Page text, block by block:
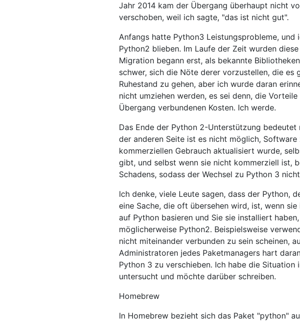
Jahr 2014 kam der Übergang überhaupt nicht
verschoben, weil ich sagte, "das ist nicht gut".
Anfangs hatte Python3 Leistungsprobleme,
Python2 blieben. Im Laufe der Zeit wurden
Migration begann erst, als bekannte
schwer, sich die Nöte derer vorzustellen, die es
Ruhestand zu gehen, aber ich wurde daran
nicht umziehen werden, es sei denn, die
Übergang verbundenen Kosten. Ich werde.
Das Ende der Python 2-Unterstützung
der anderen Seite ist es nicht möglich,
kommerziellen Gebrauch aktualisiert wurde,
gibt, und selbst wenn sie nicht kommerziell ist,
Schadens, sodass der Wechsel zu Python 3
Ich denke, viele Leute sagen, dass der Python,
eine Sache, die oft übersehen wird, ist, wenn
auf Python basieren und Sie sie installiert
möglicherweise Python2. Beispielsweise
nicht miteinander verbunden zu sein scheinen,
Administratoren jedes Paketmanagers hart
Python 3 zu verschieben. Ich habe die
untersucht und möchte darüber schreiben.
Homebrew
In Homebrew bezieht sich das Paket "python"